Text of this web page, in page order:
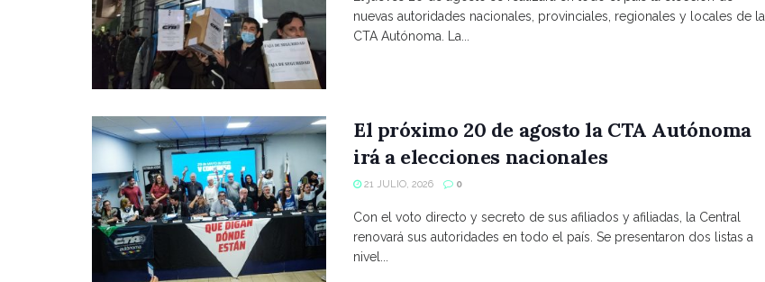
nuevas autoridades nacionales, provinciales, regionales y locales de la
CTA Autónoma. La...
El próximo 20 de agosto la CTA Autónoma
irá a elecciones nacionales
21 JULIO, 2026 0
Con el voto directo y secreto de sus afiliados y afiliadas, la Central
renovará sus autoridades en todo el país. Se presentaron dos listas a
nivel...